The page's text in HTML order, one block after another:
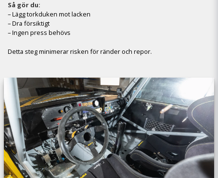
Så gör du:
– Lägg torkduken mot lacken
– Dra försiktigt
– Ingen press behövs
Detta steg minimerar risken för ränder och repor.